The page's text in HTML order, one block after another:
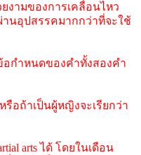
ยงามของการเคลื่อนไหว
นอุปสรรคมากกว่าที่จะใช้
อกำหนดของคำทั้งสองคำ
หรือถ้าเป็นผู้หญิงจะเรียกว่า
arts ได้ โดยในเดือน